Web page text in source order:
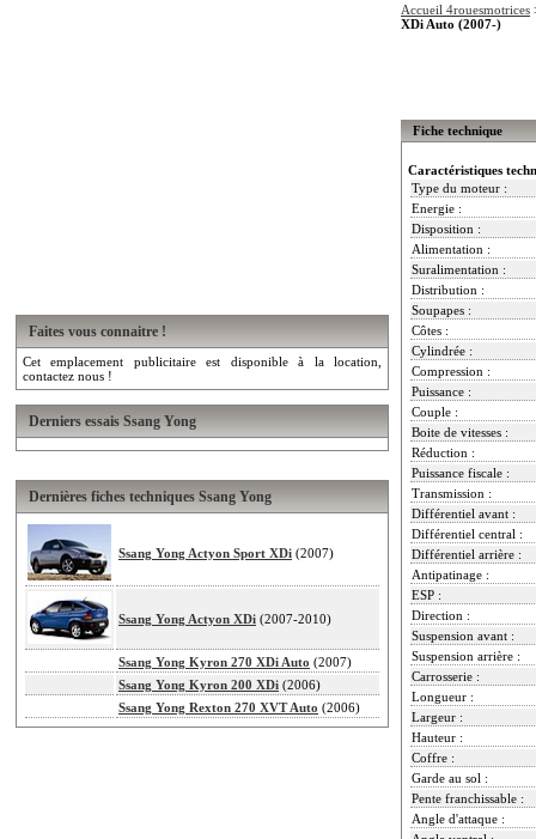
Faites vous connaitre !
Cet emplacement publicitaire est disponible à la location,
contactez nous !
Derniers essais Ssang Yong
Dernières fiches techniques Ssang Yong
Ssang Yong Actyon Sport XDi (2007)
Ssang Yong Actyon XDi (2007-2010)
Ssang Yong Kyron 270 XDi Auto (2007)
Ssang Yong Kyron 200 XDi (2006)
Ssang Yong Rexton 270 XVT Auto (2006)
Accueil 4rouesmotrices
XDi Auto (2007-)
Fiche technique
Caractéristiques
Type du moteur :
Energie :
Disposition :
Alimentation :
Suralimentation :
Distribution :
Soupapes :
Côtes :
Cylindrée :
Compression :
Puissance :
Couple :
Boite de vitesses :
Réduction :
Puissance fiscale :
Transmission :
Différentiel avant :
Différentiel central :
Différentiel arrière :
Antipatinage :
ESP :
Direction :
Suspension avant :
Suspension arrière :
Carrosserie :
Longueur :
Largeur :
Hauteur :
Coffre :
Garde au sol :
Pente franchissable :
Angle d'attaque :